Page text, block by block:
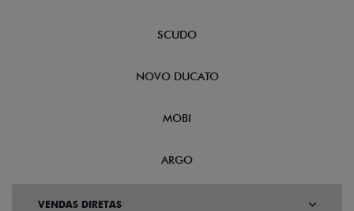
SCUDO
NOVO DUCATO
MOBI
ARGO
VENDAS DIRETAS